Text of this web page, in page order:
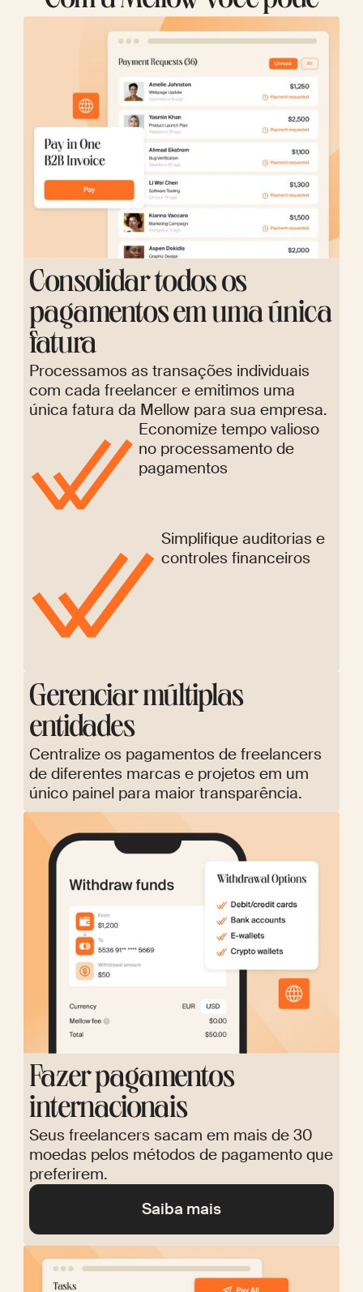
Consolidar todos os
pagamentos em uma única
fatura
Processamos as transações individuais
com cada freelancer e emitimos uma
única fatura da Mellow para sua empresa.
Economize tempo valioso
no processamento de
pagamentos
Simplifique auditorias e
controles financeiros
Gerenciar múltiplas
entidades
Centralize os pagamentos de freelancers
de diferentes marcas e projetos em um
único painel para maior transparência.
Fazer pagamentos
internacionais
Seus freelancers sacam em mais de 30
moedas pelos métodos de pagamento que
preferirem.
Saiba mais